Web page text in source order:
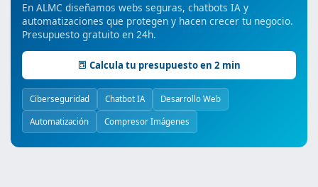
En ALMC diseñamos webs seguras, chatbots IA y
automatizaciones que protegen y hacen crecer tu negocio.
Presupuesto gratuito en 24h.
Calcula tu presupuesto en 2 min
Ciberseguridad Chatbot IA Desarrollo Web
Automatización Compresor Imágenes